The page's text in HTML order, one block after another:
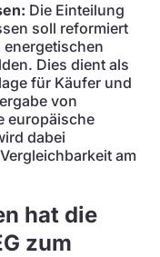
Die Einteilung
soll reformiert
Dies dient als
für Käufer und
von
europäische
dabei
am
hat die
zum